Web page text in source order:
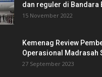
dan reguler di Bandara
15 November 2022
Kemenag Review
Operasional Madrasah
27 September 2023